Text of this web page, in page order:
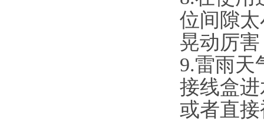
位间隙
晃动厉
9.雷雨天
接线盒
或者直